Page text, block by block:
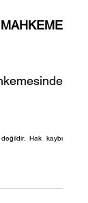
Hak kaybı